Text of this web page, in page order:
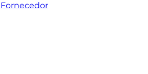
Fornecedor